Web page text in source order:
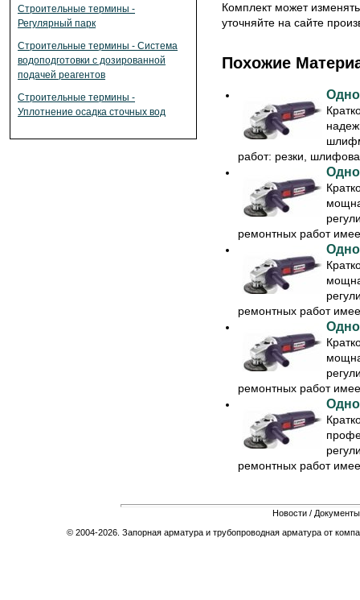
Строительные термины -
Регулярный парк
Строительные термины - Система
водоподготовки с дозированной
подачей реагентов
Строительные термины -
Уплотнение осадка сточных вод
Комплект может
уточняйте на сайте
Похожие
работ: резки,
ремонтных работ
ремонтных работ
ремонтных работ
ремонтных работ
Новости / Документы
© 2004-2026. Запорная арматура и трубопроводная арматура от